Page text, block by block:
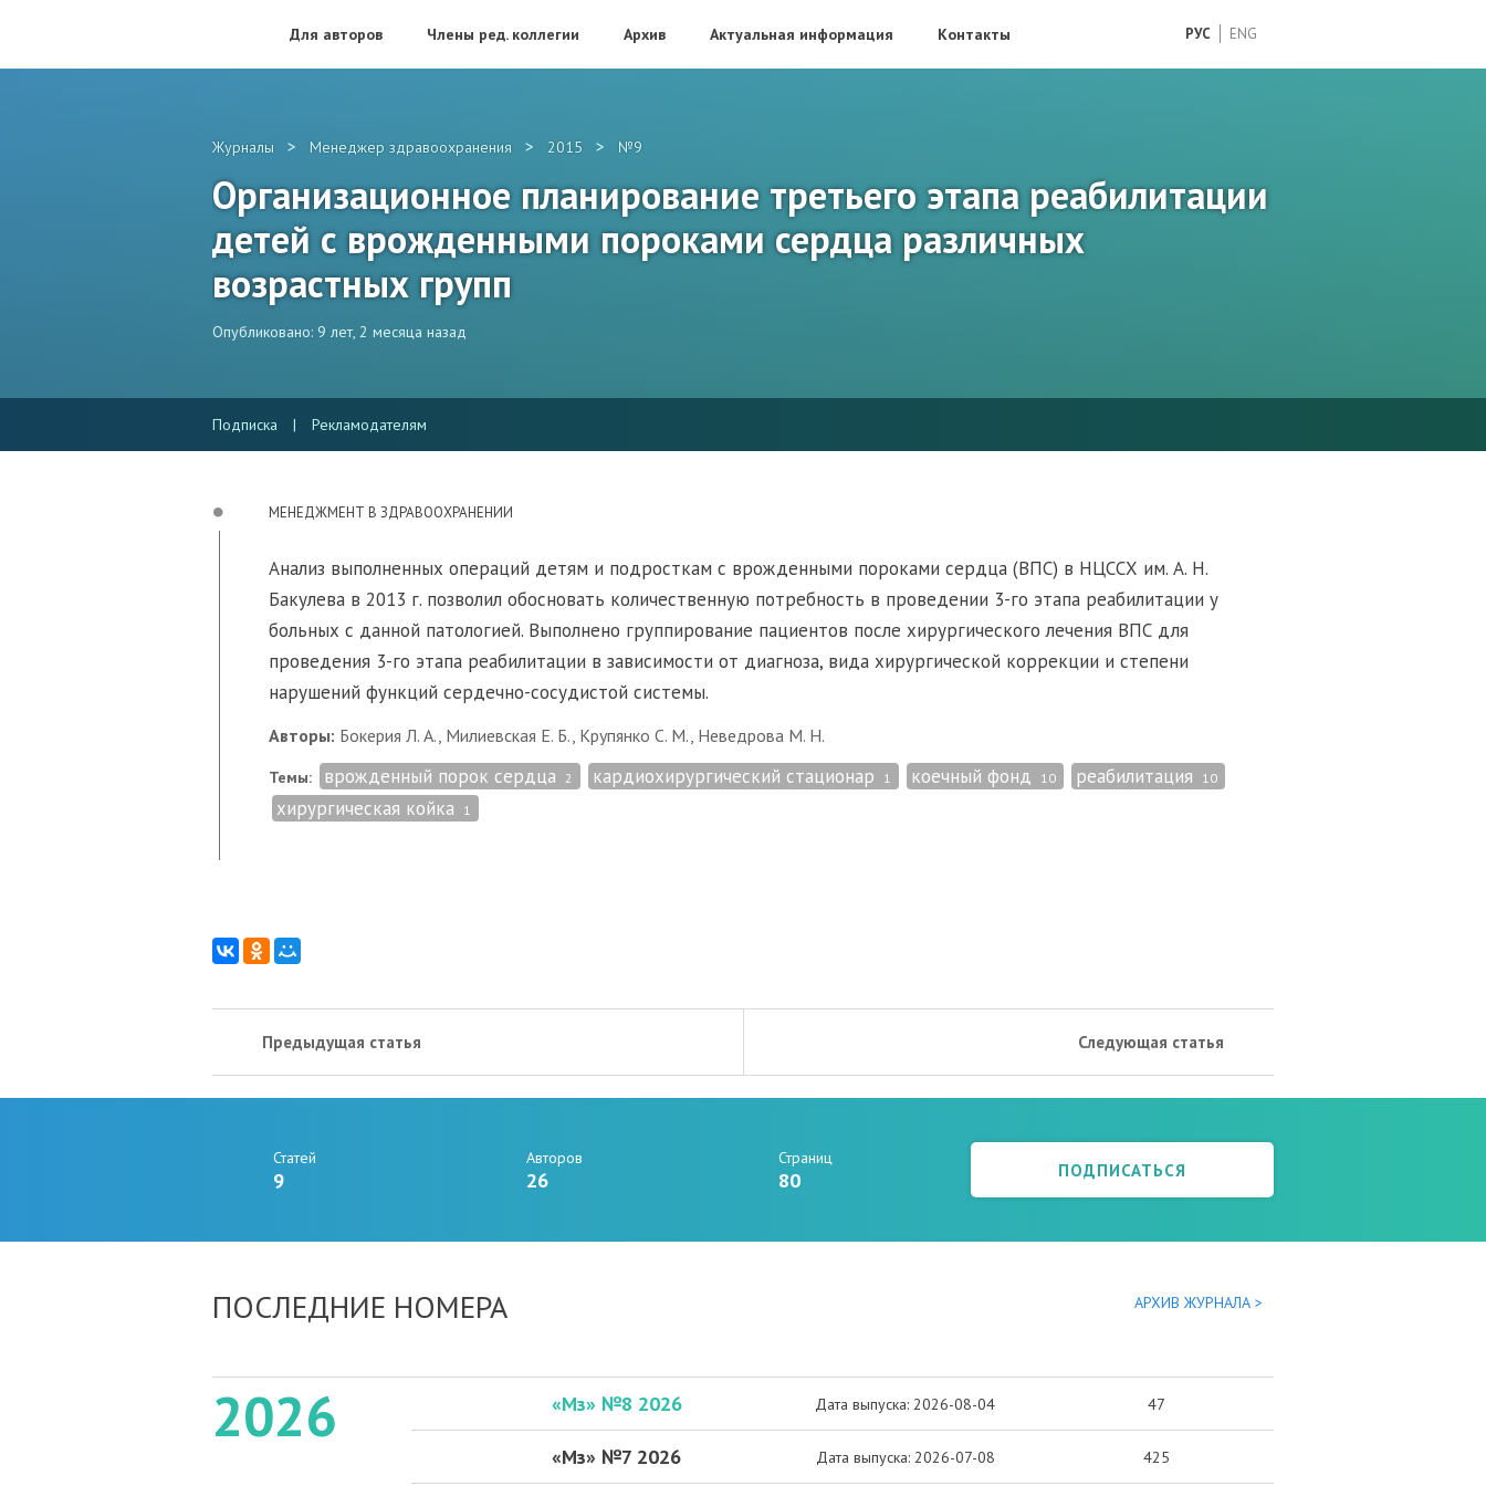
РУС ENG
Для авторов Члены ред. коллегии Архив Актуальная информация Контакты
Журналы > Менеджер здравоохранения > 2015 > №9
Организационное планирование третьего этапа реабилитации
детей с врожденными пороками сердца различных
возрастных групп
Опубликовано: 9 лет, 2 месяца назад
Подписка | Рекламодателям
МЕНЕДЖМЕНТ В ЗДРАВООХРАНЕНИИ
Анализ выполненных операций детям и подросткам с врожденными пороками сердца (ВПС) в НЦССХ им. А. Н.
Бакулева в 2013 г. позволил обосновать количественную потребность в проведении 3-го этапа реабилитации у
больных с данной патологией. Выполнено группирование пациентов после хирургического лечения ВПС для
проведения 3-го этапа реабилитации в зависимости от диагноза, вида хирургической коррекции и степени
нарушений функций сердечно-сосудистой системы.
Авторы: Бокерия Л. А., Милиевская Е. Б., Крупянко С. М., Неведрова М. Н.
Темы: врожденный порок сердца 2 кардиохирургический стационар 1 коечный фонд 10 реабилитация 10
хирургическая койка 1
Предыдущая статья Следующая статья
Статей
9
Авторов
26
Страниц
80 ПОДПИСАТЬСЯ
ПОСЛЕДНИЕ НОМЕРА АРХИВ ЖУРНАЛА >
2026 «Мз» №8 2026 Дата выпуска: 2026-08-04 47
«Мз» №7 2026 Дата выпуска: 2026-07-08 425